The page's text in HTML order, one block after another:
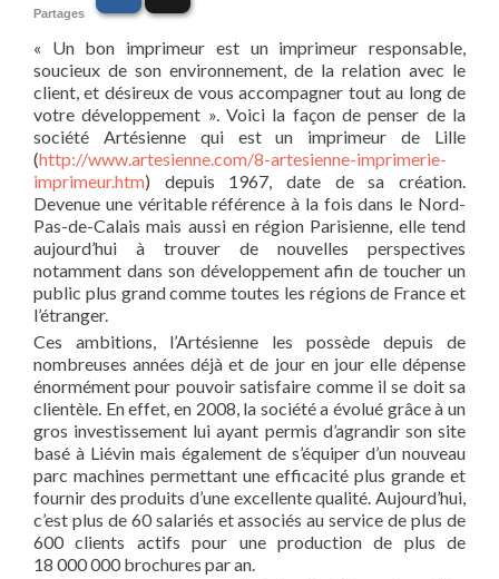
Partages
« Un bon imprimeur est un imprimeur responsable,
soucieux de son environnement, de la relation avec le
client, et désireux de vous accompagner tout au long de
votre développement ». Voici la façon de penser de la
société Artésienne qui est un imprimeur de Lille
(http://www.artesienne.com/8-artesienne-imprimerie-
imprimeur.htm) depuis 1967, date de sa création.
Devenue une véritable référence à la fois dans le Nord-
Pas-de-Calais mais aussi en région Parisienne, elle tend
aujourd’hui à trouver de nouvelles perspectives
notamment dans son développement afin de toucher un
public plus grand comme toutes les régions de France et
l’étranger.
Ces ambitions, l’Artésienne les possède depuis de
nombreuses années déjà et de jour en jour elle dépense
énormément pour pouvoir satisfaire comme il se doit sa
clientèle. En effet, en 2008, la société a évolué grâce à un
gros investissement lui ayant permis d’agrandir son site
basé à Liévin mais également de s’équiper d’un nouveau
parc machines permettant une efficacité plus grande et
fournir des produits d’une excellente qualité. Aujourd’hui,
c’est plus de 60 salariés et associés au service de plus de
600 clients actifs pour une production de plus de
18 000 000 brochures par an.